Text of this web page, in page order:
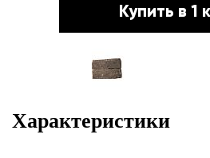
Купить в 1
Характеристики